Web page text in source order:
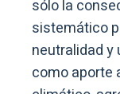
sólo la
sistemático
neutralidad y
como aporte